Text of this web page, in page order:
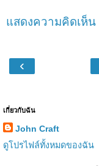
แสดงความคิดเห็น
‹
เกี่ยวกับฉัน
John Craft
ดูโปรไฟล์ทั้งหมดของฉัน